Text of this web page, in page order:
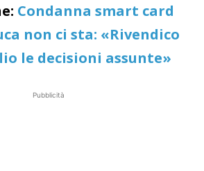
Condanna smart card
non ci sta: «Rivendico
le decisioni assunte»
Pubblicità